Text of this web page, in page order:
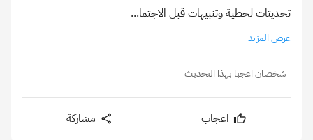
تحديثات لحظية وتنبيهات قبل الاجتما...
عرض المزيد
شخصان اعجبا بهذا التحديث
اعجاب مشاركة